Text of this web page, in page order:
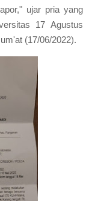
ujar pria yang
17 Agustus
(17/06/2022).